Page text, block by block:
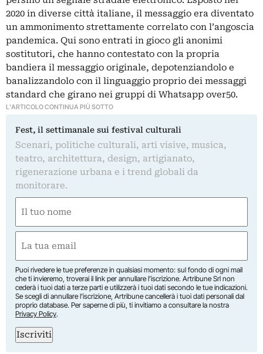
2020 in diverse città italiane, il messaggio era diventato
un ammonimento strettamente correlato con l’angoscia
pandemica. Qui sono entrati in gioco gli anonimi
sostitutori, che hanno contestato con la propria
bandiera il messaggio originale, depotenziandolo e
banalizzandolo con il linguaggio proprio dei messaggi
standard che girano nei gruppi di Whatsapp over50.
L'ARTICOLO CONTINUA PIÙ SOTTO
Fest, il settimanale sui festival culturali
Scenari, politiche culturali, arti visive, musica,
teatro, architettura, design, artigianato,
rigenerazione urbana e i trend globali da
monitorare.
(Obbligatorio)
Nome
(Obbligatorio)
Puoi rivedere le tue preferenze in qualsiasi momento: sul fondo di ogni mail
che ti invieremo, troverai il link per annullare l’iscrizione. Artribune Srl non
cederà i tuoi dati a terze parti e utilizzerà i tuoi dati secondo le tue indicazioni.
Se scegli di annullare l’iscrizione, Artribune cancellerà i tuoi dati personali dal
proprio database. Per saperne di più, ti invitiamo a consultare la nostra
Privacy Policy.
Iscriviti